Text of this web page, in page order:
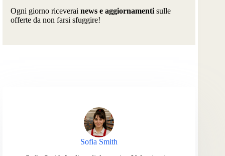
Ogni giorno riceverai news e aggiornamenti sulle
offerte da non farsi sfuggire!
Sofia Smith